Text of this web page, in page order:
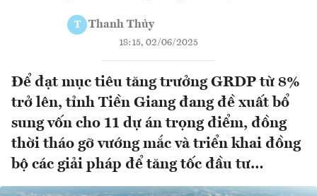
T Thanh Thủy
18:15, 02/06/2025
Để đạt mục tiêu tăng trưởng GRDP từ 8%
trở lên, tỉnh Tiền Giang đang đề xuất bổ
sung vốn cho 11 dự án trọng điểm, đồng
thời tháo gỡ vướng mắc và triển khai đồng
bộ các giải pháp để tăng tốc đầu tư…